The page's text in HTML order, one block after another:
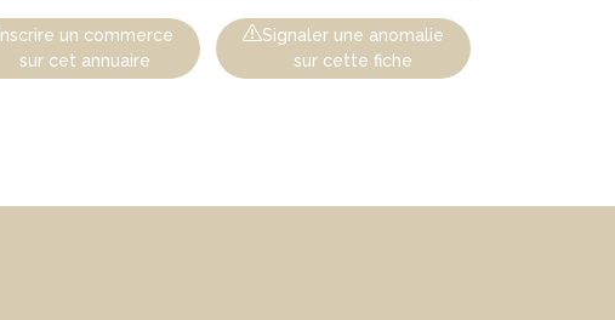
Inscrire un commerce
sur cet annuaire
Signaler une anomalie
sur cette fiche